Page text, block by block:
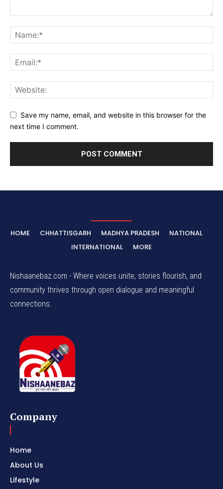
Save my name, email, and website in this browser for the
next time I comment.
HOME CHHATTISGARH MADHYA PRADESH
NATIONAL
INTERNATIONAL
MORE
Nishaanebaz.com - Where voices unite, stories flourish, and
community thrives through open dialogue and meaningful
connections.
Company
Home
About Us
Lifestyle